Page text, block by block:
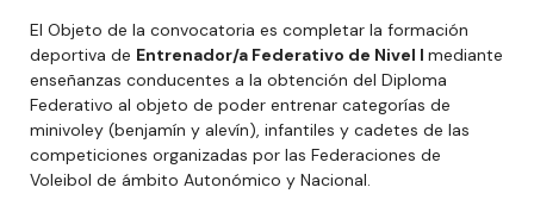
El Objeto de la convocatoria es completar la formación
deportiva de Entrenador/a Federativo de Nivel I mediante
enseñanzas conducentes a la obtención del Diploma
Federativo al objeto de poder entrenar categorías de
minivoley (benjamín y alevín), infantiles y cadetes de las
competiciones organizadas por las Federaciones de
Voleibol de ámbito Autonómico y Nacional.